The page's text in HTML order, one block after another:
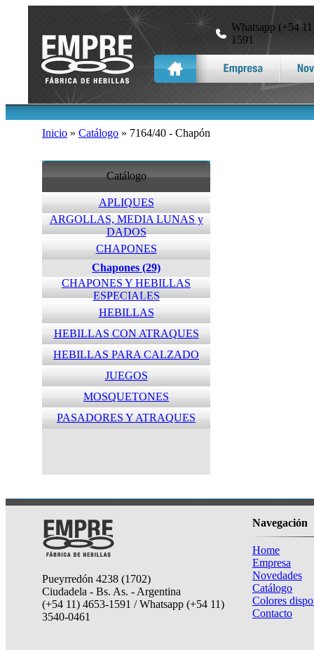
Whatsapp (+54
1591
Inicio » Catálogo » 7164/40 - Chapón
Catálogo
APLIQUES
ARGOLLAS, MEDIA LUNAS y
DADOS
CHAPONES
Chapones (29)
CHAPONES Y HEBILLAS
ESPECIALES
HEBILLAS
HEBILLAS CON ATRAQUES
HEBILLAS PARA CALZADO
JUEGOS
MOSQUETONES
PASADORES Y ATRAQUES
Pueyrredón 4238 (1702)
Ciudadela - Bs. As. - Argentina
(+54 11) 4653-1591 / Whatsapp (+54 11)
3540-0461
Navegación
Home
Empresa
Novedades
Catálogo
Colores
Contacto